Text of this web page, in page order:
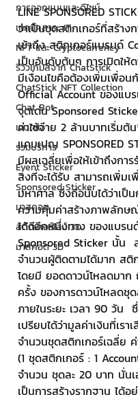
การออกแบบและดีไซน์
เทคนิคสาระ IT
NFT และ Cryptocurrency
รีวิวเกมส์จาก ChatStick
ChatStick NFT Collection
Chat Bot
เวบไซต์
รวมบริการ
Event Sticker
Sponsored Sticker
มาสคอต
สติกเกอร์ไลน์ 3D
มาสคอต 3D
LINE SPONSORED
ว่าเป็นชุดสติกเกอร์ที่สร้าง
เข้าถึง สติกเกอร์แบรนด์
เป็นอันดับต้นๆ การเปิดให้
มีเงื่อนไขคือต้องเพิ่มเพื่อน
Official Account ของแบ
จุดเด่น Sponsored
ค่าใช้จ่าย 2 ล้านบาทเริ่มต้
แคมเปญ SPONSORED
มีผลเฉลี่ยเพื่อให้เข้าถึงกา
สิ่งที่จะได้รับ สามารถเพิ่ม
มหาศาล ซึ่งถือนับได้ว่าเป็น
ความคุ้มค่าสร้างภาพลักษ
ได้ดีอีกหนึ่งทาง ของแบรน
Sponsored Sticker นั้น
จำนวนผู้ติดตามได้มาก สติ
โดยมี ยอดดาวน์โหลดมาก
ครั้ง ของการดาวน์โหลดชุ
ภายในระยะ เวลา 90 วัน
เปรียบได้ว่ามูลค่าเงินที่เรา
จำนวนชุดสติกเกอร์เฉลี่ย
(1 ชุดสติกเกอร์ : 1
จำนวน ชุดละ 20 บาท นั่นเ
เป็นการสร้างรากฐาน ได้อ